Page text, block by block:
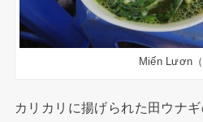
Miến Lươn（
カリカリに揚げられた田ウナ